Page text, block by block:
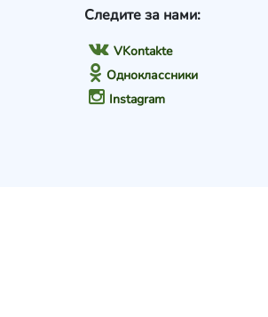
Следите за нами:
VKontakte
Одноклассники
Instagram